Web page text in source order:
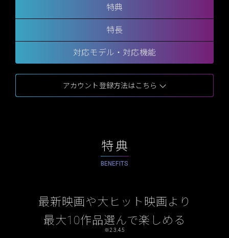
特典
特長
対応モデル・対応機能
アカウント登録方法はこちら
特典
BENEFITS
最新映画や大ヒット映画より
最大10作品選んで楽しめる
※2.3.4.5